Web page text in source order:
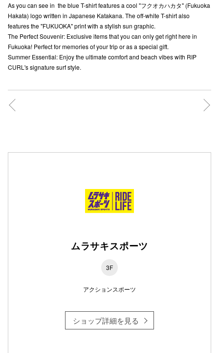
As you can see in ⁠ the blue T-shirt features a cool "フクオカハカタ" (Fukuoka
Hakata) logo written in Japanese Katakana. The off-white T-shirt also
features the "FUKUOKA" print with a stylish sun graphic.
The Perfect Souvenir: Exclusive items that you can only get right here in
Fukuoka! Perfect for memories of your trip or as a special gift.
Summer Essential: Enjoy the ultimate comfort and beach vibes with RIP
CURL's signature surf style.
ムラサキスポーツ
3F
アクションスポーツ
ショップ詳細を見る